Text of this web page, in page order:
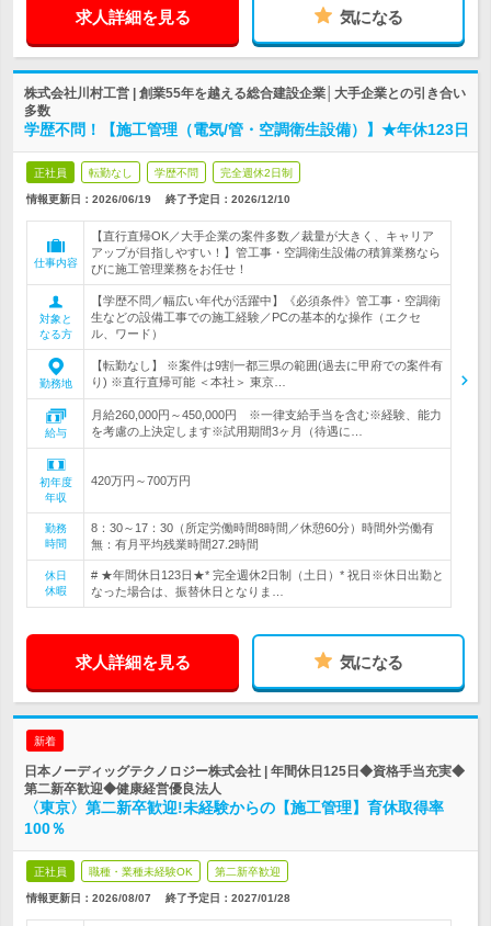
求人詳細を見る 気になる
株式会社川村工営 | 創業55年を越える総合建設企業│大手企業との引き合い
多数
学歴不問！【施工管理（電気/管・空調衛生設備）】★年休123日
正社員 転勤なし 学歴不問 完全週休2日制
情報更新日：2026/06/19 終了予定日： 2026/12/10
仕事内容
【直行直帰OK／大手企業の案件多数／裁量が大きく、キャリア
アップが目指しやすい！】管工事・空調衛生設備の積算業務なら
びに施工管理業務をお任せ！
対象と
なる方
【学歴不問／幅広い年代が活躍中】《必須条件》管工事・空調衛
生などの設備工事での施工経験／PCの基本的な操作（エクセ
ル、ワード）
勤務地
【転勤なし】 ※案件は9割一都三県の範囲(過去に甲府での案件有
り) ※直行直帰可能 ＜本社＞ 東京…
給与
月給260,000円～450,000円 ※一律支給手当を含む※経験、能力
を考慮の上決定します※試用期間3ヶ月（待遇に…
初年度
年収
420万円～700万円
勤務
時間
8：30～17：30（所定労働時間8時間／休憩60分）時間外労働有
無：有月平均残業時間27.2時間
休日
休暇
# ★年間休日123日★* 完全週休2日制（土日）* 祝日※休日出勤と
なった場合は、振替休日となりま…
求人詳細を見る 気になる
新着
日本ノーディッグテクノロジー株式会社 | 年間休日125日◆資格手当充実◆
第二新卒歓迎◆健康経営優良法人
〈東京〉第二新卒歓迎!未経験からの【施工管理】育休取得率
100％
正社員 職種・業種未経験OK 第二新卒歓迎
情報更新日：2026/08/07 終了予定日： 2027/01/28